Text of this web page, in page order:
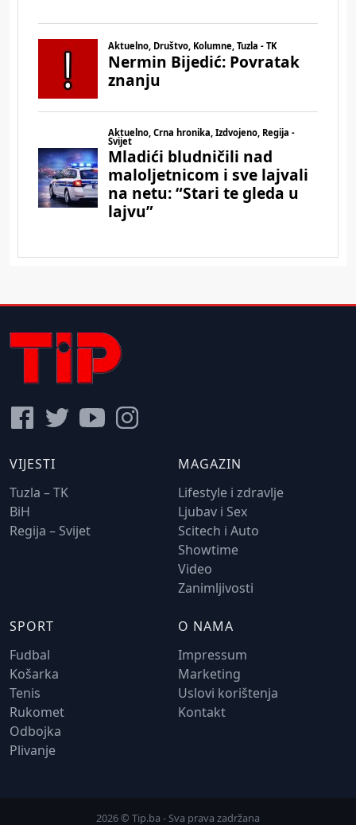
VIJESTI
Tuzla – TK
BiH
Regija – Svijet
MAGAZIN
Lifestyle i zdravlje
Ljubav i Sex
Scitech i Auto
Showtime
Video
Zanimljivosti
SPORT
Fudbal
Košarka
Tenis
Rukomet
Odbojka
Plivanje
O NAMA
Impressum
Marketing
Uslovi korištenja
Kontakt
2026 © Tip.ba - Sva prava zadržana